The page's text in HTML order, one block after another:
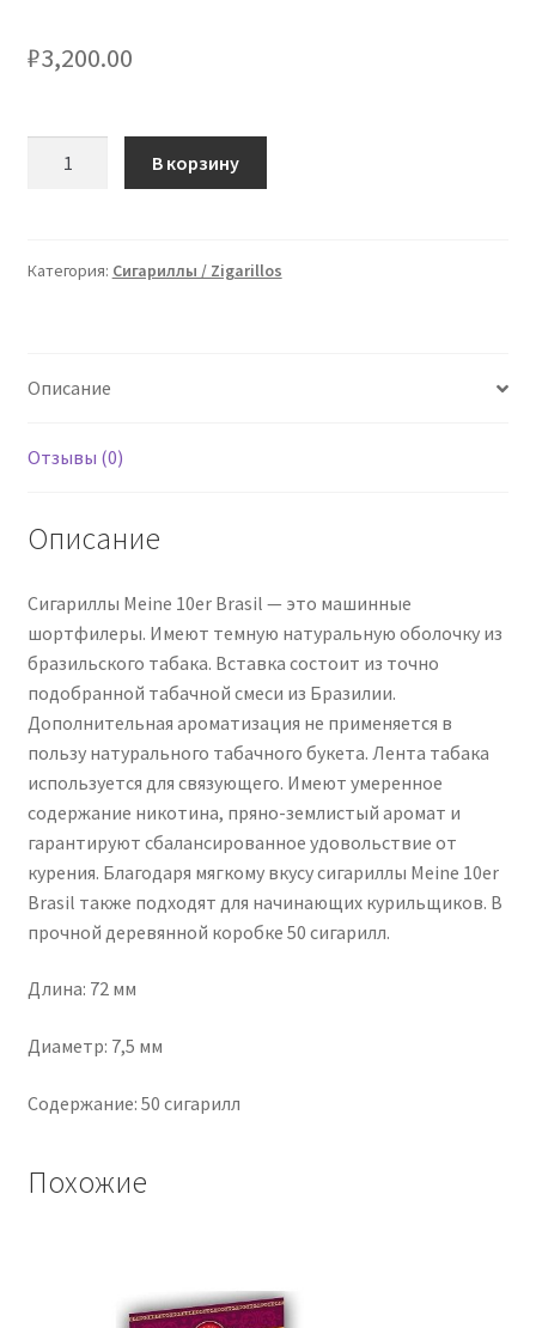
₽3,200.00
Brasil
92929
В корзину
Категория: Сигариллы / Zigarillos
Описание
Отзывы (0)
Описание
Сигариллы Meine 10er Brasil — это машинные
шортфилеры. Имеют темную натуральную оболочку из
бразильского табака. Вставка состоит из точно
подобранной табачной смеси из Бразилии.
Дополнительная ароматизация не применяется в
пользу натурального табачного букета. Лента табака
используется для связующего. Имеют умеренное
содержание никотина, пряно-землистый аромат и
гарантируют сбалансированное удовольствие от
курения. Благодаря мягкому вкусу сигариллы Meine 10er
Brasil также подходят для начинающих курильщиков. В
прочной деревянной коробке 50 сигарилл.
Длина: 72 мм
Диаметр: 7,5 мм
Содержание: 50 сигарилл
Похожие